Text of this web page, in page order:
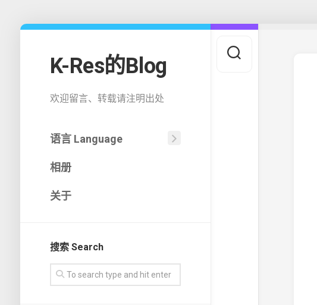
K-Res的Blog
欢迎留言、转载请注明出处
语言 Language
相册
关于
搜索 Search